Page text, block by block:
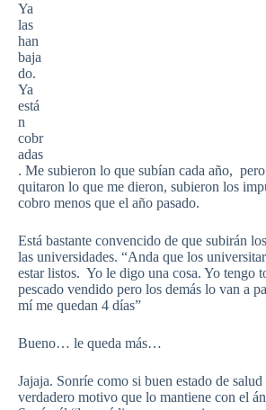
Ya
las
han
baja
do.
Ya
está
n
cobr
adas
. Me subieron lo que subían cada año, pero
quitaron lo que me dieron, subieron los
cobro menos que el año pasado.
Está bastante convencido de que subirán
las universidades. “Anda que los
estar listos. Yo le digo una cosa. Yo tengo
pescado vendido pero los demás lo van a
mí me quedan 4 días”
Bueno… le queda más…
Jajaja. Sonríe como si buen estado de salud
verdadero motivo que lo mantiene con el